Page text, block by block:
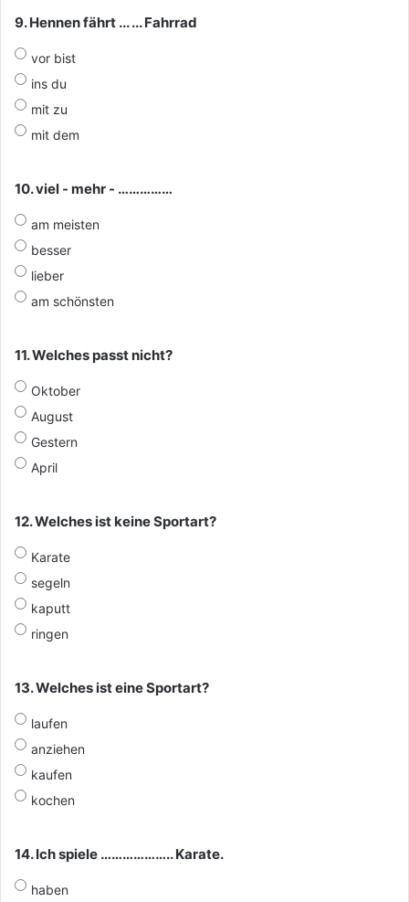
9. Hennen fährt ... ... Fahrrad
vor bist
ins du
mit zu
mit dem
10. viel - mehr - ……………
am meisten
besser
lieber
am schönsten
11. Welches passt nicht?
Oktober
August
Gestern
April
12. Welches ist keine Sportart?
Karate
segeln
kaputt
ringen
13. Welches ist eine Sportart?
laufen
anziehen
kaufen
kochen
14. Ich spiele ……………….. Karate.
haben